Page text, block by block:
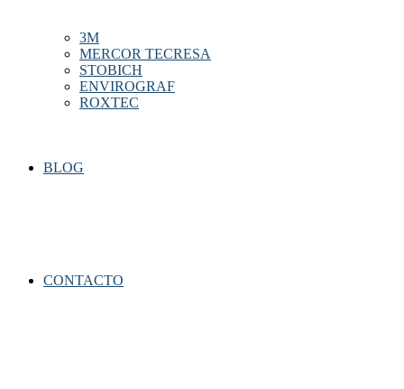
3M
MERCOR TECRESA
STOBICH
ENVIROGRAF
ROXTEC
BLOG
CONTACTO